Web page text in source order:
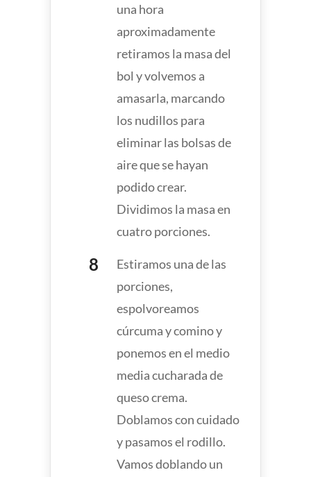
una hora
aproximadamente
retiramos la masa del
bol y volvemos a
amasarla, marcando
los nudillos para
eliminar las bolsas de
aire que se hayan
podido crear.
Dividimos la masa en
cuatro porciones.
Estiramos una de las
porciones,
espolvoreamos
cúrcuma y comino y
ponemos en el medio
media cucharada de
queso crema.
Doblamos con cuidado
y pasamos el rodillo.
Vamos doblando un